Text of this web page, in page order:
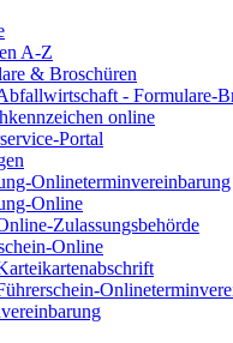
A-Z
& Broschüren
- Formulare-
online
Portal
Onlineterminvereinbarung
Online
Zulassungsbehörde
Online